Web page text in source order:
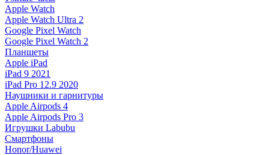
Apple Watch
Apple Watch Ultra 2
Google Pixel Watch
Google Pixel Watch 2
Планшеты
Apple iPad
iPad 9 2021
iPad Pro 12.9 2020
Наушники и гарнитуры
Apple Airpods 4
Apple Airpods Pro 3
Игрушки Labubu
Смартфоны
Honor/Huawei